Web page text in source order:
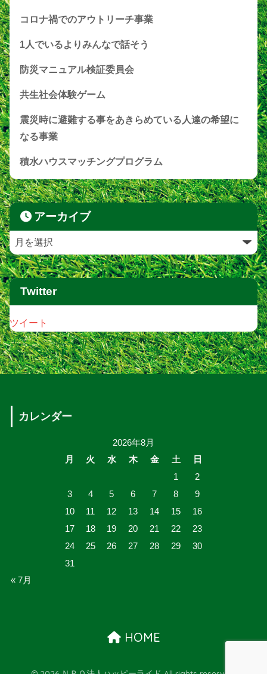
コロナ禍でのアウトリーチ事業
1人でいるよりみんなで話そう
防災マニュアル検証委員会
共生社会体験ゲーム
震災時に避難する事をあきらめている人達の希望に
なる事業
積水ハウスマッチングプログラム
アーカイブ
Twitter
ツイート
カレンダー
2026年8月
月
火 水 木 金 土
日
1
2
3
4 5 6 7 8
9
10
11 12 13 14 15
16
17
18 19 20 21 22
23
24
25 26 27 28 29
30
31
« 7月
HOME